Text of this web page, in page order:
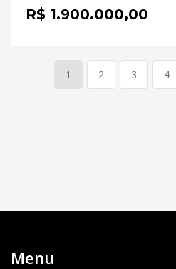
R$ 1.900.000,00
1 2 3 4
Menu